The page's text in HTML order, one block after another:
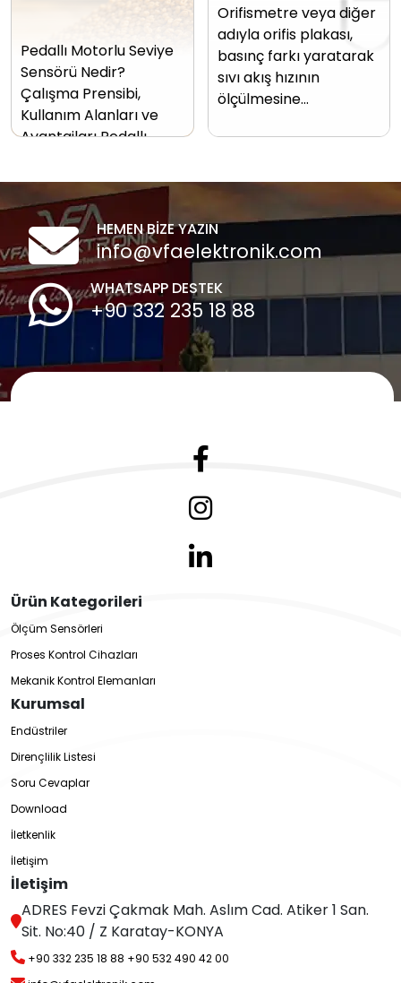
Pedallı Motorlu Seviye
Sensörü Nedir?
Çalışma Prensibi,
Kullanım Alanları ve
Avantajları Pedallı…
Orifismetre veya diğer
adıyla orifis plakası,
basınç farkı yaratarak
sıvı akış hızının
ölçülmesine…
HEMEN BİZE YAZIN
info@vfaelektronik.com
WHATSAPP DESTEK
+90 332 235 18 88
Ürün Kategorileri
Ölçüm Sensörleri
Proses Kontrol Cihazları
Mekanik Kontrol Elemanları
Kurumsal
Endüstriler
Dirençlilik Listesi
Soru Cevaplar
Download
İletkenlik
İletişim
İletişim
ADRES Fevzi Çakmak Mah. Aslım Cad. Atiker 1 San.
Sit. No:40 / Z Karatay-KONYA
+90 332 235 18 88 +90 532 490 42 00